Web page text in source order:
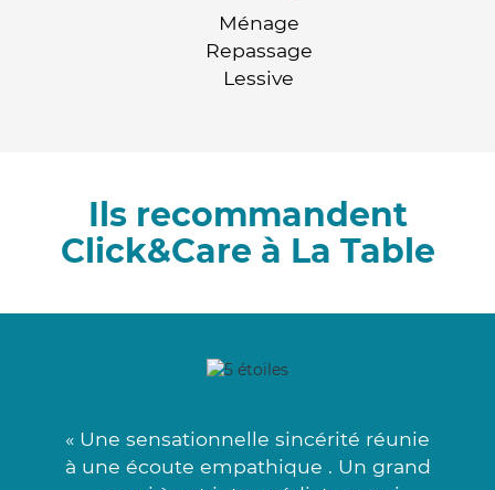
Ménage
Repassage
Lessive
Ils recommandent
Click&Care à La Table
« Une sensationnelle sincérité réunie
à une écoute empathique . Un grand